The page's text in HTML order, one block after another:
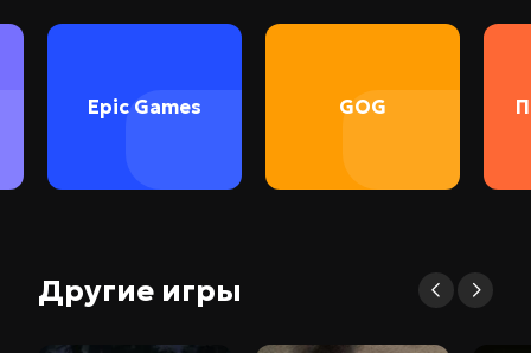
Epic Games GOG
Другие игры